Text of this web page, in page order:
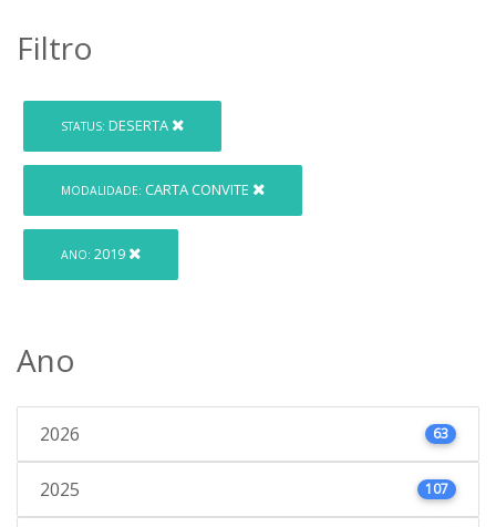
Filtro
STATUS: DESERTA
MODALIDADE: CARTA CONVITE
ANO: 2019
Ano
2026 63
2025 107